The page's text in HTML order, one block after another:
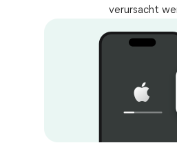
verursacht